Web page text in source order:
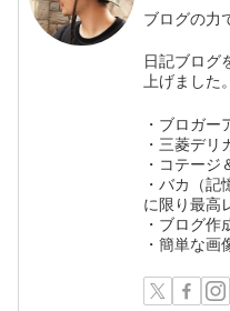
ブログの力
日記ブログ
上げました。
・ブロガー
・三菱デリ
・コテージ
・バカ（
に限り最高
・ブログ作
・簡単な画